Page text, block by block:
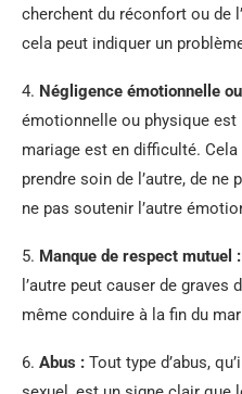
cherchent du réconfort ou de
cela peut indiquer un
4. Négligence émotionnelle
émotionnelle ou physique est
mariage est en difficulté.
prendre soin de l’autre, de ne
ne pas soutenir l’autre
5. Manque de respect mutuel :
l’autre peut causer de
même conduire à la fin du
6. Abus : Tout type d’abus,